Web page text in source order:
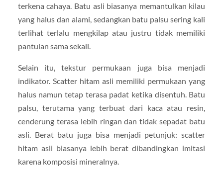
terkena cahaya. Batu asli biasanya memantulkan kilau
yang halus dan alami, sedangkan batu palsu sering kali
terlihat terlalu mengkilap atau justru tidak memiliki
pantulan sama sekali.
Selain itu, tekstur permukaan juga bisa menjadi
indikator. Scatter hitam asli memiliki permukaan yang
halus namun tetap terasa padat ketika disentuh. Batu
palsu, terutama yang terbuat dari kaca atau resin,
cenderung terasa lebih ringan dan tidak sepadat batu
asli. Berat batu juga bisa menjadi petunjuk: scatter
hitam asli biasanya lebih berat dibandingkan imitasi
karena komposisi mineralnya.